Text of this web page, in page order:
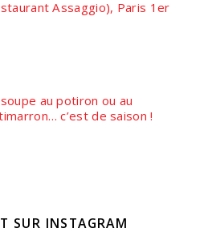
Assaggio), Paris 1er
au potiron ou au
c’est de saison !
SUR INSTAGRAM